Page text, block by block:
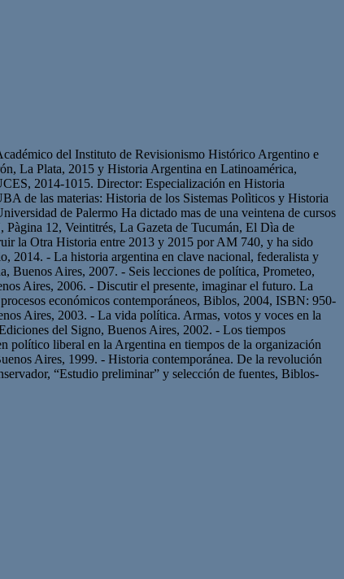
del Instituto de Revisionismo Histórico Argentino e
La Plata, 2015 y Historia Argentina en Latinoamérica,
2014-1015. Director: Especialización en Historia
de las materias: Historia de los Sistemas Polìticos y Historia
de Palermo Ha dictado mas de una veintena de cursos
12, Veintitrés, La Gazeta de Tucumán, El Dìa de
la Otra Historia entre 2013 y 2015 por AM 740, y ha sido
2014. - La historia argentina en clave nacional, federalista y
Buenos Aires, 2007. - Seis lecciones de política, Prometeo,
Aires, 2006. - Discutir el presente, imaginar el futuro. La
económicos contemporáneos, Biblos, 2004, ISBN: 950-
Aires, 2003. - La vida política. Armas, votos y voces en la
del Signo, Buenos Aires, 2002. - Los tiempos
político liberal en la Argentina en tiempos de la organización
Aires, 1999. - Historia contemporánea. De la revolución
“Estudio preliminar” y selección de fuentes, Biblos-